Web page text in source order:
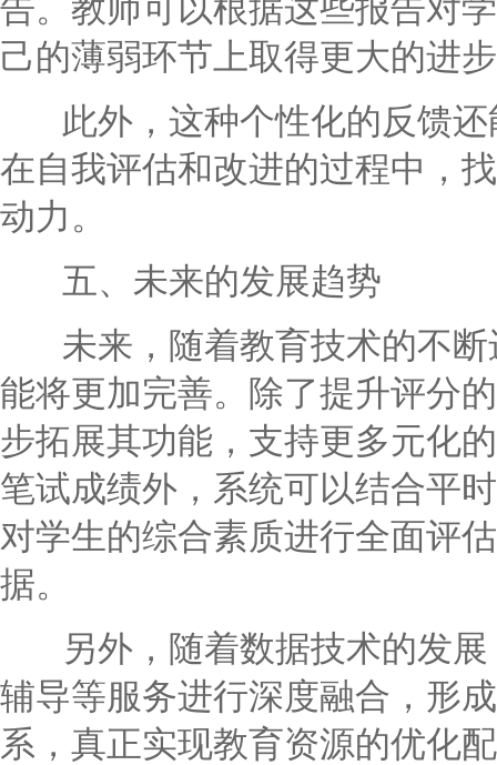
告。教师可以根据这些报告对
己的薄弱环节上取得更大的进
此外，这种个性化的反馈还
在自我评估和改进的过程中，
动力。
五、未来的发展趋势
未来，随着教育技术的不断
能将更加完善。除了提升评分
步拓展其功能，支持更多元化
笔试成绩外，系统可以结合平
对学生的综合素质进行全面评
据。
另外，随着数据技术的发展
辅导等服务进行深度融合，形
系，真正实现教育资源的优化